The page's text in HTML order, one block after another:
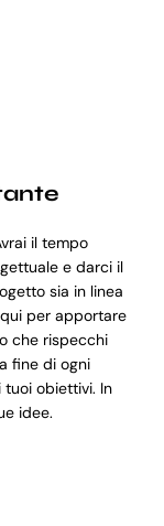
il tempo
e darci il
sia in linea
per apportare
che rispecchi
fine di ogni
obiettivi. In
idee.